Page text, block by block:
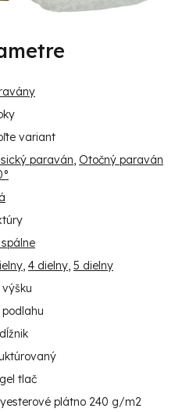
variant
paraván, Otočný paraván
spálne
, 4 dielny, 5 dielny
výšku
podlahu
tlač
plátno 240 g/m2